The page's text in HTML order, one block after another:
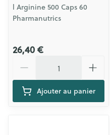
l Arginine 500 Caps 60
Pharmanutrics
26,40 €
Ajouter au panier